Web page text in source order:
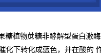
糖植物蔗糖非酵解型蛋白激
化下转化成蓝色，并在酸的